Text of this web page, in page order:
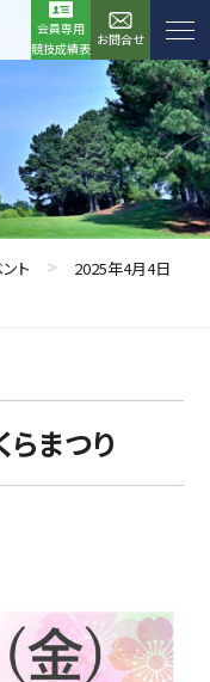
会員専用
競技成績表
お問合せ
ト >
2025年4月4日
まつり